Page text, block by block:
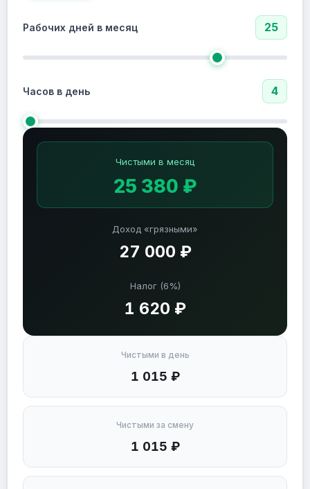
Рабочих дней в месяц 25
Часов в день 4
Доход «грязными»
27 000 ₽
Налог (6%)
1 620 ₽
Чистыми в месяц
25 380 ₽
Чистыми в день
1 015 ₽
Чистыми за смену
1 015 ₽